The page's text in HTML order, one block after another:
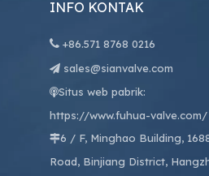
INFO KONTAK
 +86.571 8768 0216
 sales@sianvalve.com
Situs web pabrik:
https://www.fuhua-valve.com/
6 / F, Minghao Building,
Road, Binjiang District,